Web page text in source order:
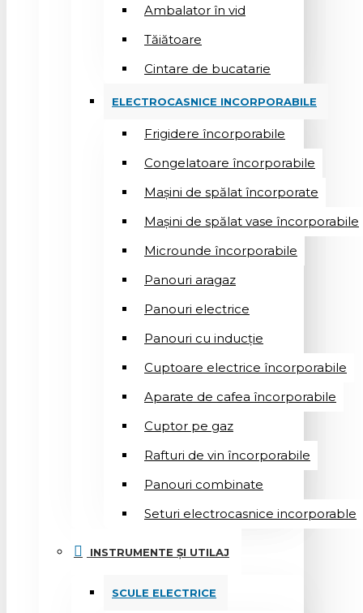
Ambalator în vid
Tăiătoare
Cintare de bucatarie
ELECTROCASNICE INCORPORABILE
Frigidere încorporabile
Congelatoare încorporabile
Mașini de spălat încorporate
Mașini de spălat vase încorporabile
Microunde încorporabile
Panouri aragaz
Panouri electrice
Panouri cu inducție
Cuptoare electrice încorporabile
Aparate de cafea încorporabile
Cuptor pe gaz
Rafturi de vin încorporabile
Panouri combinate
Seturi electrocasnice incorporable
INSTRUMENTE ȘI UTILAJ
SCULE ELECTRICE